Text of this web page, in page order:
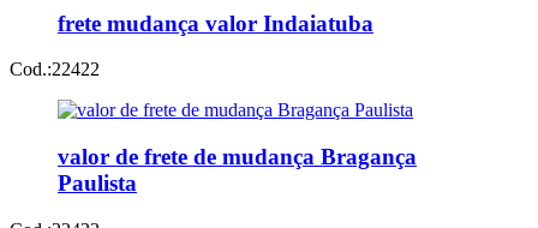
frete mudança valor Indaiatuba
Cod.:22422
valor de frete de mudança Bragança
Paulista